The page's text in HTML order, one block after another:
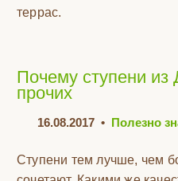
террас.
Почему ступени
прочих
16.08.2017 • Полезно
Ступени тем лучше, чем